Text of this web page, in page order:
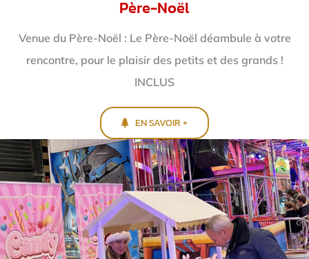
Père-Noël
Venue du Père-Noël : Le Père-Noël déambule à votre
rencontre, pour le plaisir des petits et des grands !
INCLUS
EN SAVOIR +